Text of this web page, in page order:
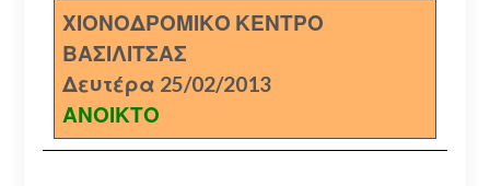
ΧΙΟΝΟΔΡΟΜΙΚΟ ΚΕΝΤΡΟ
ΒΑΣΙΛΙΤΣΑΣ
Δευτέρα 25/02/2013
ΑΝΟΙΚΤΟ